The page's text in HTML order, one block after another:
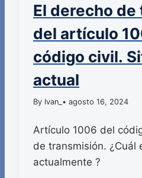
El derecho
del artículo
código civil.
actual
By Ivan_ • agosto 16, 2024
Artículo 1006 del
de transmisión. ¿Cuál es la situación
actualmente ?